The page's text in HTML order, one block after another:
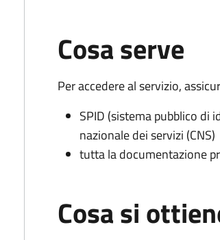
Cosa serve
Per accedere al servizio,
SPID (sistema pubblico di
nazionale dei servizi (CNS)
tutta la documentazione
Cosa si